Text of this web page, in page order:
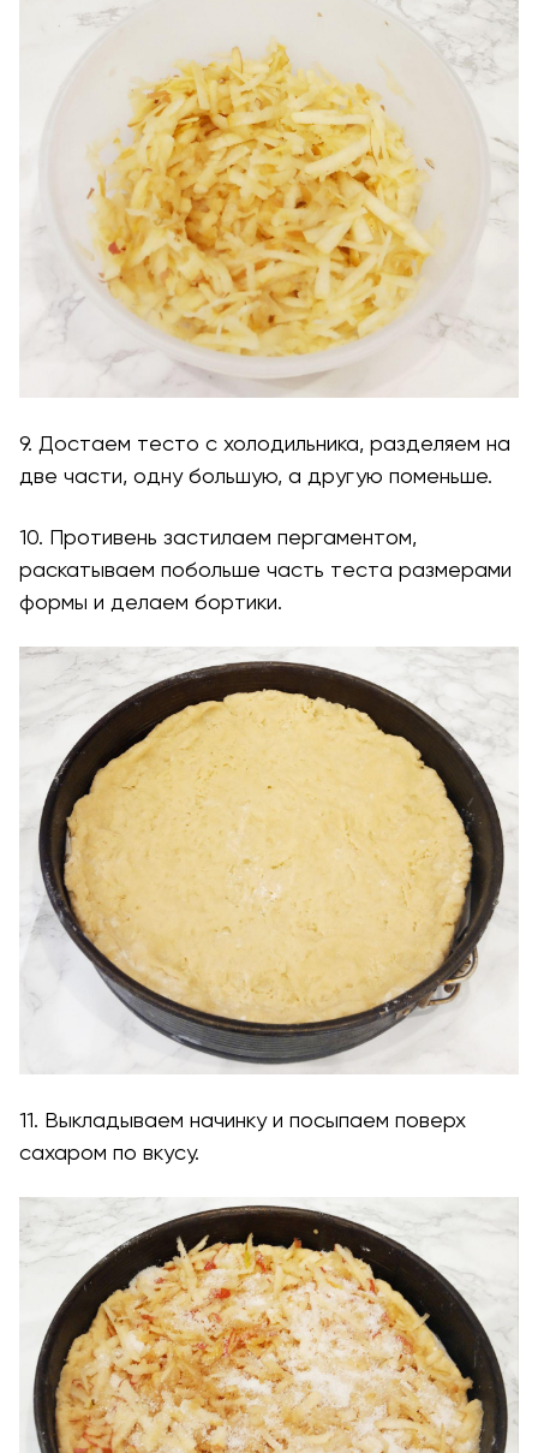
9. Достаем тесто с холодильника, разделяем на
две части, одну большую, а другую поменьше.
10. Противень застилаем пергаментом,
раскатываем побольше часть теста размерами
формы и делаем бортики.
11. Выкладываем начинку и посыпаем поверх
сахаром по вкусу.